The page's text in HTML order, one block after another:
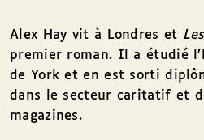
Alex Hay vit à Londres et
premier roman. Il a étudié
de York et en est sorti
dans le secteur caritatif et
magazines.